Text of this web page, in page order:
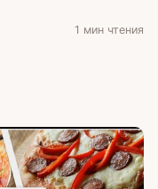
1 мин чтения